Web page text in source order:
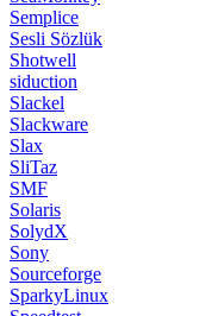
Semplice
Sesli Sözlük
Shotwell
siduction
Slackel
Slackware
Slax
SliTaz
SMF
Solaris
SolydX
Sony
Sourceforge
SparkyLinux